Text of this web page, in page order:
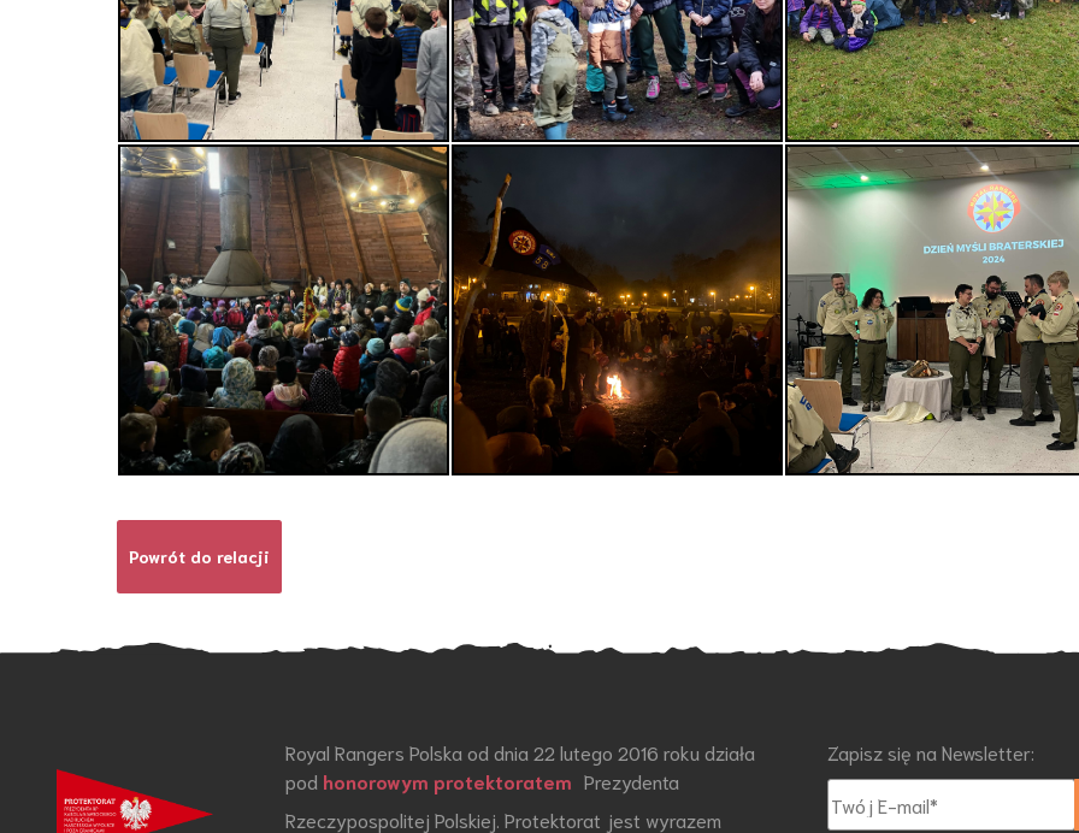
Powrót do relacji
Royal Rangers Polska od dnia 22 lutego 2016 roku działa
pod honorowym protektoratem Prezydenta
Rzeczypospolitej Polskiej. Protektorat jest wyrazem
Zapisz się na Newsletter: